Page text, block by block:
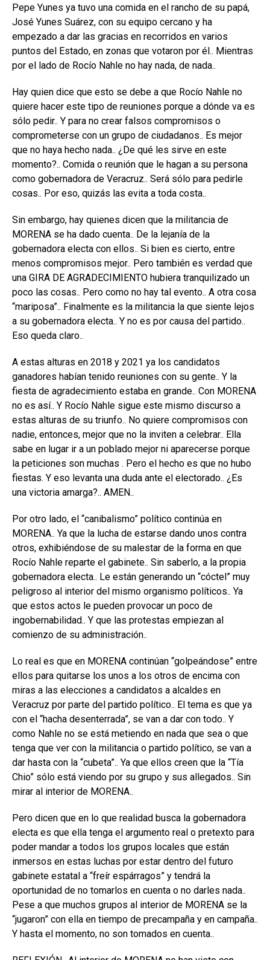
Pepe Yunes ya tuvo una comida en el rancho de su papá,
José Yunes Suárez, con su equipo cercano y ha
empezado a dar las gracias en recorridos en varios
puntos del Estado, en zonas que votaron por él.. Mientras
por el lado de Rocío Nahle no hay nada, de nada..
Hay quien dice que esto se debe a que Rocío Nahle no
quiere hacer este tipo de reuniones porque a dónde va es
sólo pedir.. Y para no crear falsos compromisos o
comprometerse con un grupo de ciudadanos.. Es mejor
que no haya hecho nada.. ¿De qué les sirve en este
momento?.. Comida o reunión que le hagan a su persona
como gobernadora de Veracruz.. Será sólo para pedirle
cosas.. Por eso, quizás las evita a toda costa..
Sin embargo, hay quienes dicen que la militancia de
MORENA se ha dado cuenta.. De la lejanía de la
gobernadora electa con ellos.. Si bien es cierto, entre
menos compromisos mejor.. Pero también es verdad que
una GIRA DE AGRADECIMIENTO hubiera tranquilizado un
poco las cosas.. Pero como no hay tal evento.. A otra cosa
“mariposa”.. Finalmente es la militancia la que siente lejos
a su gobernadora electa.. Y no es por causa del partido..
Eso queda claro..
A estas alturas en 2018 y 2021 ya los candidatos
ganadores habían tenido reuniones con su gente.. Y la
fiesta de agradecimiento estaba en grande.. Con MORENA
no es así.. Y Rocío Nahle sigue este mismo discurso a
estas alturas de su triunfo.. No quiere compromisos con
nadie, entonces, mejor que no la inviten a celebrar.. Ella
sabe en lugar ir a un poblado mejor ni aparecerse porque
la peticiones son muchas . Pero el hecho es que no hubo
fiestas. Y eso levanta una duda ante el electorado.. ¿Es
una victoria amarga?.. AMEN..
Por otro lado, el “canibalismo” político continúa en
MORENA.. Ya que la lucha de estarse dando unos contra
otros, exhibiéndose de su malestar de la forma en que
Rocío Nahle reparte el gabinete.. Sin saberlo, a la propia
gobernadora electa.. Le están generando un “cóctel” muy
peligroso al interior del mismo organismo políticos.. Ya
que estos actos le pueden provocar un poco de
ingobernabilidad.. Y que las protestas empiezan al
comienzo de su administración..
Lo real es que en MORENA continúan “golpeándose” entre
ellos para quitarse los unos a los otros de encima con
miras a las elecciones a candidatos a alcaldes en
Veracruz por parte del partido político.. El tema es que ya
con el “hacha desenterrada”, se van a dar con todo.. Y
como Nahle no se está metiendo en nada que sea o que
tenga que ver con la militancia o partido político, se van a
dar hasta con la “cubeta”.. Ya que ellos creen que la “Tía
Chio” sólo está viendo por su grupo y sus allegados.. Sin
mirar al interior de MORENA..
Pero dicen que en lo que realidad busca la gobernadora
electa es que ella tenga el argumento real o pretexto para
poder mandar a todos los grupos locales que están
inmersos en estas luchas por estar dentro del futuro
gabinete estatal a “freír espárragos” y tendrá la
oportunidad de no tomarlos en cuenta o no darles nada..
Pese a que muchos grupos al interior de MORENA se la
“jugaron” con ella en tiempo de precampaña y en campaña..
Y hasta el momento, no son tomados en cuenta..